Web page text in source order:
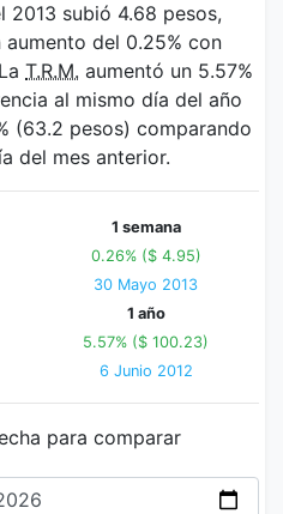
2013 subió 4.68 pesos,
del 0.25% con
T.R.M. aumentó un 5.57%
al mismo día del año
(63.2 pesos) comparando
del mes anterior.
1 semana
0.26% ($ 4.95)
30 Mayo 2013
1 año
5.57% ($ 100.23)
6 Junio 2012
para comparar
Fecha